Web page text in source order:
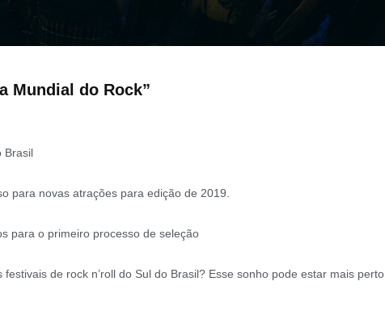
Mundial do Rock”
Brasil
para novas atrações para edição de 2019.
para o primeiro processo de seleção
de rock n’roll do Sul do Brasil? Esse sonho pode estar mais perto